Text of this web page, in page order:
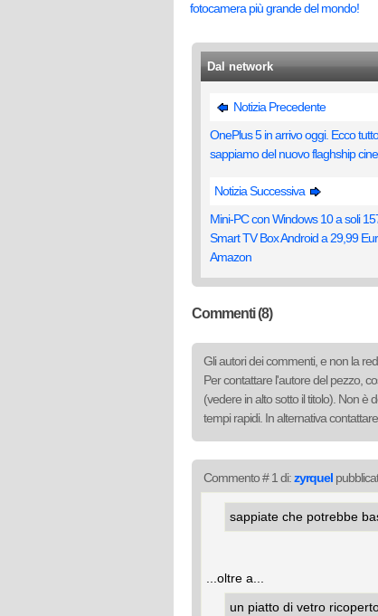
fotocamera più grande del mondo!
Dal network
Notizia Precedente
OnePlus 5 in arrivo oggi. Ecco
sappiamo del nuovo flaghship
Notizia Successiva
Mini-PC con Windows 10 a soli
Smart TV Box Android a 29,99
Amazon
Commenti (8)
Gli autori dei commenti, e non la
Per contattare l'autore del pezzo,
(vedere in alto sotto il titolo). Non è
tempi rapidi. In alternativa
Commento # 1 di:zyrquel
sappiate che potrebbe
...oltre a...
un piatto di vetro